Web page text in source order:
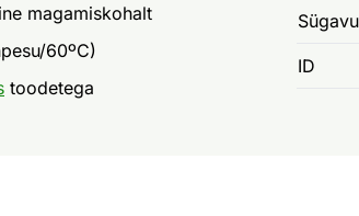
magamiskohalt
60ºC)
toodetega
ID